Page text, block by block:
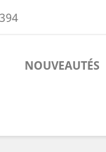
NOUVEAUTÉS